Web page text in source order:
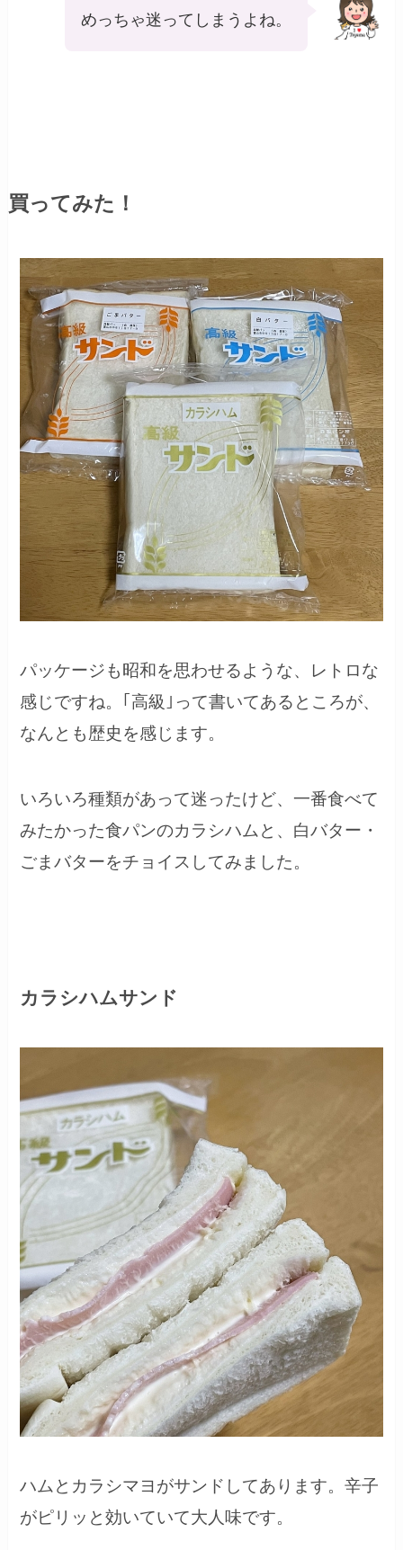
めっちゃ迷ってしまうよね。
買ってみた！
パッケージも昭和を思わせるような、レトロな
感じですね。｢高級｣って書いてあるところが、
なんとも歴史を感じます。
いろいろ種類があって迷ったけど、一番食べて
みたかった食パンのカラシハムと、白バター・
ごまバターをチョイスしてみました。
カラシハムサンド
ハムとカラシマヨがサンドしてあります。辛子
がピリッと効いていて大人味です。